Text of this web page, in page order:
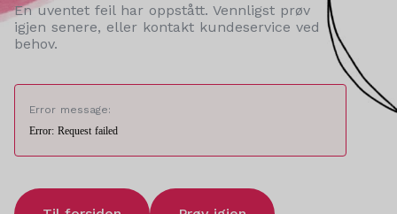
En uventet feil har oppstått. Vennligst prøv
igjen senere, eller kontakt kundeservice ved
behov.
Error message:
Error: Request failed